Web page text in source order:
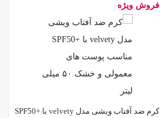
بستن
فروش ویژه
کرم ضد آفتاب ویشی مدل velvety با +SPF50